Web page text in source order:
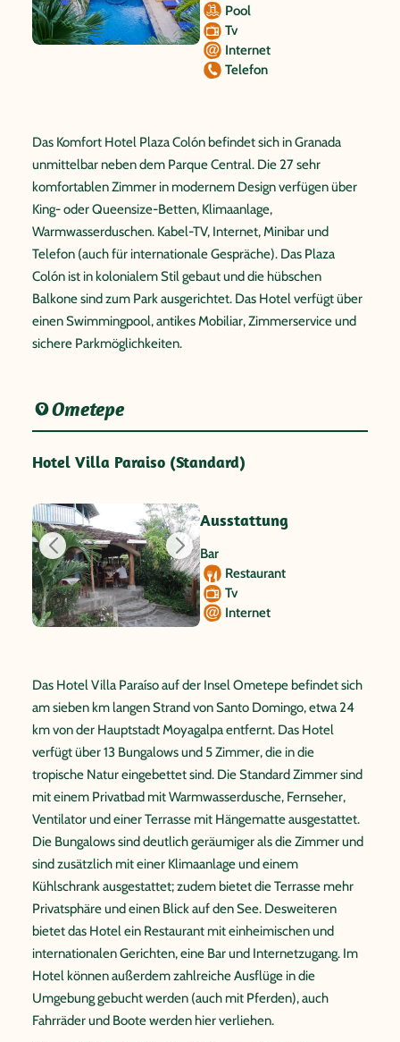
Pool
Tv
Internet
Telefon
Das Komfort Hotel Plaza Colón befindet sich in Granada
unmittelbar neben dem Parque Central. Die 27 sehr
komfortablen Zimmer in modernem Design verfügen über
King- oder Queensize-Betten, Klimaanlage,
Warmwasserduschen. Kabel-TV, Internet, Minibar und
Telefon (auch für internationale Gespräche). Das Plaza
Colón ist in kolonialem Stil gebaut und die hübschen
Balkone sind zum Park ausgerichtet. Das Hotel verfügt über
einen Swimmingpool, antikes Mobiliar, Zimmerservice und
sichere Parkmöglichkeiten.
Ometepe
Hotel Villa Paraiso (Standard)
Ausstattung
Bar
Restaurant
Tv
Internet
Das Hotel Villa Paraíso auf der Insel Ometepe befindet sich
am sieben km langen Strand von Santo Domingo, etwa 24
km von der Hauptstadt Moyagalpa entfernt. Das Hotel
verfügt über 13 Bungalows und 5 Zimmer, die in die
tropische Natur eingebettet sind. Die Standard Zimmer sind
mit einem Privatbad mit Warmwasserdusche, Fernseher,
Ventilator und einer Terrasse mit Hängematte ausgestattet.
Die Bungalows sind deutlich geräumiger als die Zimmer und
sind zusätzlich mit einer Klimaanlage und einem
Kühlschrank ausgestattet; zudem bietet die Terrasse mehr
Privatsphäre und einen Blick auf den See. Desweiteren
bietet das Hotel ein Restaurant mit einheimischen und
internationalen Gerichten, eine Bar und Internetzugang. Im
Hotel können außerdem zahlreiche Ausflüge in die
Umgebung gebucht werden (auch mit Pferden), auch
Fahrräder und Boote werden hier verliehen.